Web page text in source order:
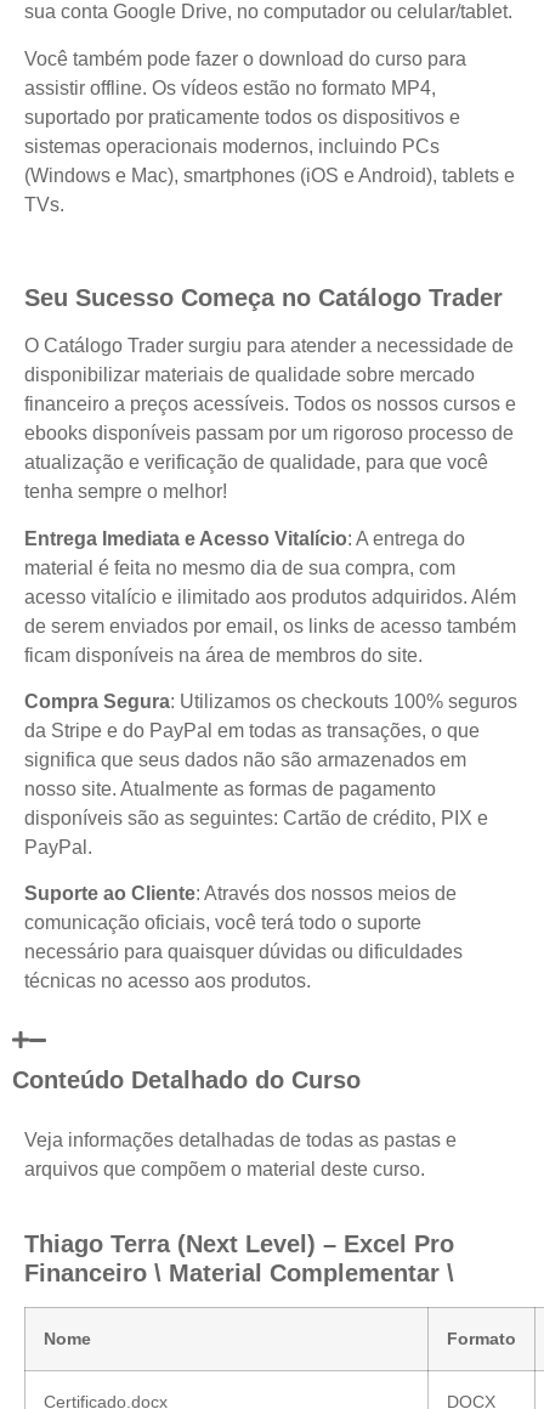
sua conta Google Drive, no computador ou celular/tablet.
Você também pode fazer o download do curso para
assistir offline. Os vídeos estão no formato MP4,
suportado por praticamente todos os dispositivos e
sistemas operacionais modernos, incluindo PCs
(Windows e Mac), smartphones (iOS e Android), tablets e
TVs.
Seu Sucesso Começa no Catálogo Trader
O Catálogo Trader surgiu para atender a necessidade de
disponibilizar materiais de qualidade sobre mercado
financeiro a preços acessíveis. Todos os nossos cursos e
ebooks disponíveis passam por um rigoroso processo de
atualização e verificação de qualidade, para que você
tenha sempre o melhor!
Entrega Imediata e Acesso Vitalício: A entrega do
material é feita no mesmo dia de sua compra, com
acesso vitalício e ilimitado aos produtos adquiridos. Além
de serem enviados por email, os links de acesso também
ficam disponíveis na área de membros do site.
Compra Segura: Utilizamos os checkouts 100% seguros
da Stripe e do PayPal em todas as transações, o que
significa que seus dados não são armazenados em
nosso site. Atualmente as formas de pagamento
disponíveis são as seguintes: Cartão de crédito, PIX e
PayPal.
Suporte ao Cliente: Através dos nossos meios de
comunicação oficiais, você terá todo o suporte
necessário para quaisquer dúvidas ou dificuldades
técnicas no acesso aos produtos.
Conteúdo Detalhado do Curso
Veja informações detalhadas de todas as pastas e
arquivos que compõem o material deste curso.
Thiago Terra (Next Level) – Excel Pro
Financeiro \ Material Complementar \
Nome Formato
Certificado.docx DOCX